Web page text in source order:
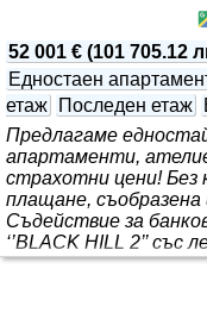
52 001 € (101 705.12
Едностаен
етаж
Последен етаж
Предлагаме
апартаменти,
страхотни цени! Без
плащане, съобразена
Съдействие за
‘’BLACK HILL 2’’ със
локация ул.